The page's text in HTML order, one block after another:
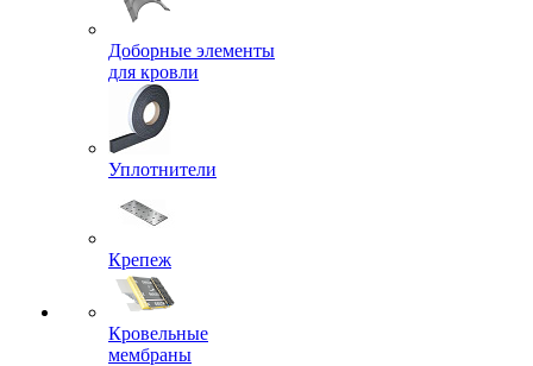
Доборные элементы
для кровли
Уплотнители
Крепеж
Кровельные
мембраны